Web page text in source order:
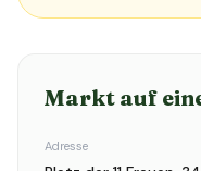
Markt auf
Adresse